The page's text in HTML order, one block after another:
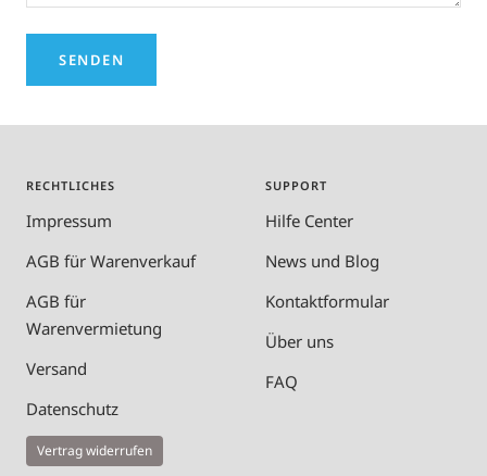
SENDEN
RECHTLICHES
Impressum
AGB für Warenverkauf
AGB für
Warenvermietung
Versand
Datenschutz
Vertrag widerrufen
SUPPORT
Hilfe Center
News und Blog
Kontaktformular
Über uns
FAQ